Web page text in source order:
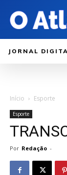
JORNAL
Início Esporte
Esporte
Por Redação -